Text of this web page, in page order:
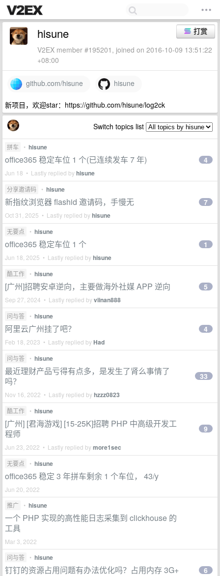
打赏
hisune
V2EX member #195201, joined on 2016-10-09 13:51:22
+08:00
github.com/hisune hisune
新项目，欢迎star：https://github.com/hisune/log2ck
Switch topics list
拼车 • hisune
office365 稳定车位 1 个(已连续发车 7 年)
Jun 18 • Lastly replied byhisune
4
分享邀请码 • hisune
新指纹浏览器 flashid 邀请码，手慢无
Oct 31, 2025 • Lastly replied byhisune
7
无要点 • hisune
office365 稳定车位 1 个
Jun 18, 2025 • Lastly replied byhisune
1
酷工作 • hisune
[广州]招聘安卓逆向，主要做海外社媒 APP 逆向
Sep 27, 2024 • Lastly replied byviinan888
5
问与答 • hisune
阿里云广州挂了吧？
Feb 18, 2023 • Lastly replied byHad
4
问与答 • hisune
最近理财产品亏得有点多，是发生了肾么事情了
吗？
Nov 16, 2022 • Lastly replied byhzzz0823
33
酷工作 • hisune
[广州] [君海游戏] [15-25K]招聘 PHP 中高级开发工
程师
Jun 23, 2022 • Lastly replied bymore1sec
9
无要点 • hisune
office365 稳定 3 年拼车剩余 1 个车位， 43/y
Jun 20, 2022
推广
• hisune
一个 PHP 实现的高性能日志采集到 clickhouse 的
工具
Mar 3, 2022
问与答
• hisune
钉钉的资源占用问题有办法优化吗？占用内存 3G+ 6